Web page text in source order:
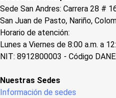
Sede San Andres: Carrera 28 #
San Juan de Pasto, Nariño,
Horario de atención:
Lunes a Viernes de 8:00 a.m. a
NIT: 8912800003 - Código
Nuestras Sedes
Información de sedes